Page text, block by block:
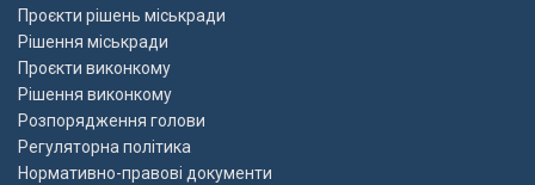
Проєкти рішень міськради
Рішення міськради
Проєкти виконкому
Рішення виконкому
Розпорядження голови
Регуляторна політика
Нормативно-правові документи